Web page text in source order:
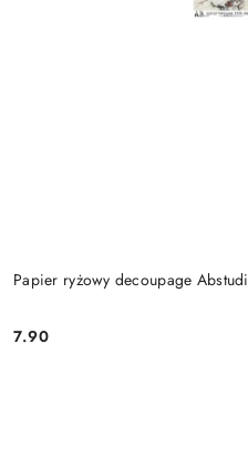
Papier ryżowy decoupage
Cena:
7.90